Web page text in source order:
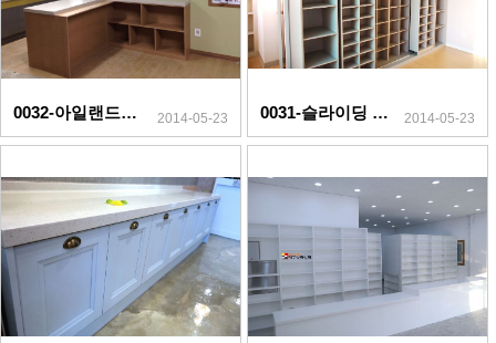
0032-아일랜드&책장 2014-05-23 0031-슬라이딩 책장 2014-05-23